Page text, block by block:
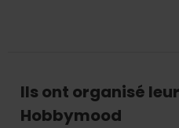
Ils ont organisé
Hobbymood